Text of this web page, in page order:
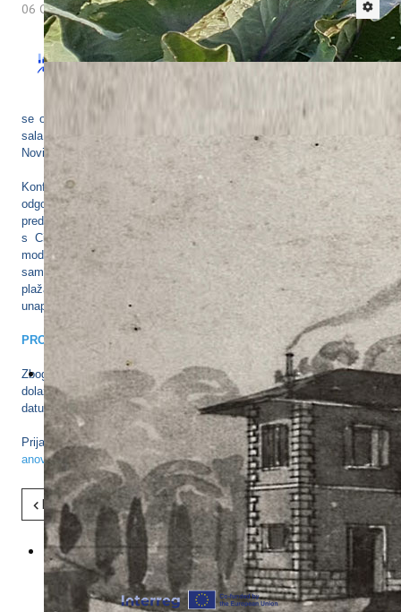
06 Ožujak 2018 Hitova: 4139
Upravni odjel za turizam Istarske županije i
UPRAVLJANJE PLAŽAMA“.
Konferencija će
se održati u
Hotel Diamant,
sala Magnolia. Studijski posjeti gradova i plaža u Poreču i
Novigradu, bit će organizirani upetak 16. ožujka 2018.
Konferencija se organizira radi poticanja javnog dijaloga o
odgovornom i održivom upravljanju plažama u Istri, a na njoj će biti
predstavljeni konkretni primjeri iz gradova i općina iz Regije Toskane,
s Cipra i iz Istarske županije u kojima se testira i implementira
model. Konferencija je prvenstveno namijenjena jedinicama lokalne
samouprave i hotelskim poduzećima, odnosno, svima koji upravljaju
plažama, te turističkim zajednicama koje se bave promicanjem i
unaprjeđenjem turističkih odredišta.
PROGRAM KONFERENCIJE
Zbog ograničenog broja sudionika, molimo Vas da potvrdite svoj
dolazak najkasnije do petka,9. ožujka 2018.s točno navedenim
datumom dolaska (15.ožujak i/ili 16.ožujak 2018. godine).
Prijave za sudjelovanje se podnose na e-mail adresu:
anovoselic@iptpo.hrili broj telefona 052/408-309.
Pret Sljedeće